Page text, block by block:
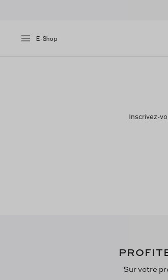
E-Shop
Inscrivez-
Sur votre